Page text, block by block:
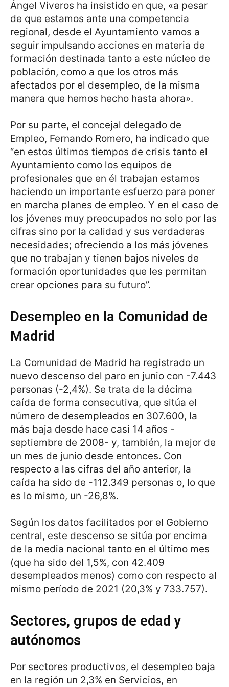
Ángel Viveros ha insistido en que, «a pesar
de que estamos ante una competencia
regional, desde el Ayuntamiento vamos a
seguir impulsando acciones en materia de
formación destinada tanto a este núcleo de
población, como a que los otros más
afectados por el desempleo, de la misma
manera que hemos hecho hasta ahora».
Por su parte, el concejal delegado de
Empleo, Fernando Romero, ha indicado que
“en estos últimos tiempos de crisis tanto el
Ayuntamiento como los equipos de
profesionales que en él trabajan estamos
haciendo un importante esfuerzo para poner
en marcha planes de empleo. Y en el caso de
los jóvenes muy preocupados no solo por las
cifras sino por la calidad y sus verdaderas
necesidades; ofreciendo a los más jóvenes
que no trabajan y tienen bajos niveles de
formación oportunidades que les permitan
crear opciones para su futuro”.
Desempleo en la Comunidad de
Madrid
La Comunidad de Madrid ha registrado un
nuevo descenso del paro en junio con -7.443
personas (-2,4%). Se trata de la décima
caída de forma consecutiva, que sitúa el
número de desempleados en 307.600, la
más baja desde hace casi 14 años -
septiembre de 2008- y, también, la mejor de
un mes de junio desde entonces. Con
respecto a las cifras del año anterior, la
caída ha sido de -112.349 personas o, lo que
es lo mismo, un -26,8%.
Según los datos facilitados por el Gobierno
central, este descenso se sitúa por encima
de la media nacional tanto en el último mes
(que ha sido del 1,5%, con 42.409
desempleados menos) como con respecto al
mismo período de 2021 (20,3% y 733.757).
Sectores, grupos de edad y
autónomos
Por sectores productivos, el desempleo baja
en la región un 2,3% en Servicios, en